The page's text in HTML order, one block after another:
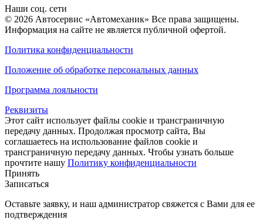
Наши соц. сети
© 2026 Автосервис «Автомеханик» Все права защищены.
Информация на сайте не является публичной офертой.
Политика конфиденциальности
Положение об обработке персональных данных
Программа лояльности
Реквизиты
Этот сайт использует файлы cookie и трансграничную
передачу данных. Продолжая просмотр сайта, Вы
соглашаетесь на использование файлов cookie и
трансграничную передачу данных. Чтобы узнать больше
прочтите нашу Политику конфиденциальности
Принять
Записаться
Оставьте заявку, и наш администратор свяжется с Вами для ее
подтверждения